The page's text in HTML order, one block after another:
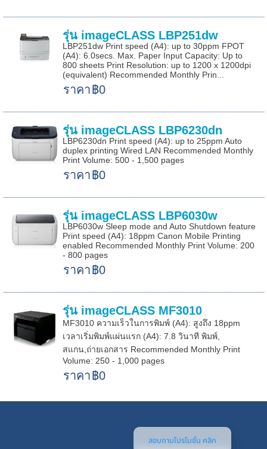
รุ่น imageCLASS LBP251dw
LBP251dw Print speed (A4): up to 30ppm FPOT
(A4): 6.0secs. Max. Paper Input Capacity: Up to
800 sheets Print Resolution: up to 1200 x 1200dpi
(equivalent) Recommended Monthly Prin...
ราคา฿0
รุ่น imageCLASS LBP6230dn
LBP6230dn Print speed (A4): up to 25ppm Auto
duplex printing Wired LAN Recommended Monthly
Print Volume: 500 - 1,500 pages
ราคา฿0
รุ่น imageCLASS LBP6030w
LBP6030w Sleep mode and Auto Shutdown feature
Print speed (A4): 18ppm Canon Mobile Printing
enabled Recommended Monthly Print Volume: 200
- 800 pages
ราคา฿0
รุ่น imageCLASS MF3010
MF3010 ความเร็วในการพิมพ์ (A4): สูงถึง 18ppm
เวลาเริ่มพิมพ์แผ่นแรก (A4): 7.8 วินาที พิมพ์,
สแกน,ถ่ายเอกสาร Recommended Monthly Print
Volume: 250 - 1,000 pages
ราคา฿0
สอบถามโปรโมชั่น คลิก